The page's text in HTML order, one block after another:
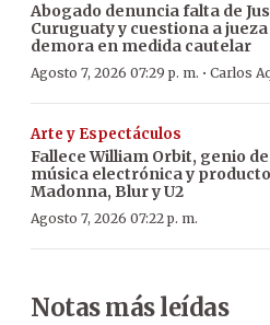
Abogado denuncia falta de
Curuguaty y cuestiona a
demora en medida cautelar
Agosto 7, 2026 07:29 p. m. · Carlos
Arte y Espectáculos
Fallece William Orbit, genio
música electrónica y
Madonna, Blur y U2
Agosto 7, 2026 07:22 p. m.
Notas más leídas